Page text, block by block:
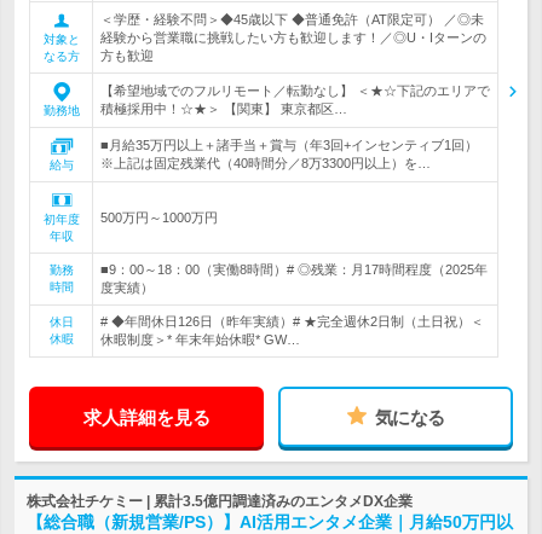
対象と
なる方
＜学歴・経験不問＞◆45歳以下 ◆普通免許（AT限定可） ／◎未
経験から営業職に挑戦したい方も歓迎します！／◎U・Iターンの
方も歓迎
勤務地
【希望地域でのフルリモート／転勤なし】 ＜★☆下記のエリアで
積極採用中！☆★＞ 【関東】 東京都区…
給与
■月給35万円以上＋諸手当＋賞与（年3回+インセンティブ1回）
※上記は固定残業代（40時間分／8万3300円以上）を…
初年度
年収
500万円～1000万円
勤務
時間
■9：00～18：00（実働8時間）# ◎残業：月17時間程度（2025年
度実績）
休日
休暇
# ◆年間休日126日（昨年実績）# ★完全週休2日制（土日祝）＜
休暇制度＞* 年末年始休暇* GW…
求人詳細を見る 気になる
株式会社チケミー | 累計3.5億円調達済みのエンタメDX企業
【総合職（新規営業/PS）】AI活用エンタメ企業｜月給50万円以